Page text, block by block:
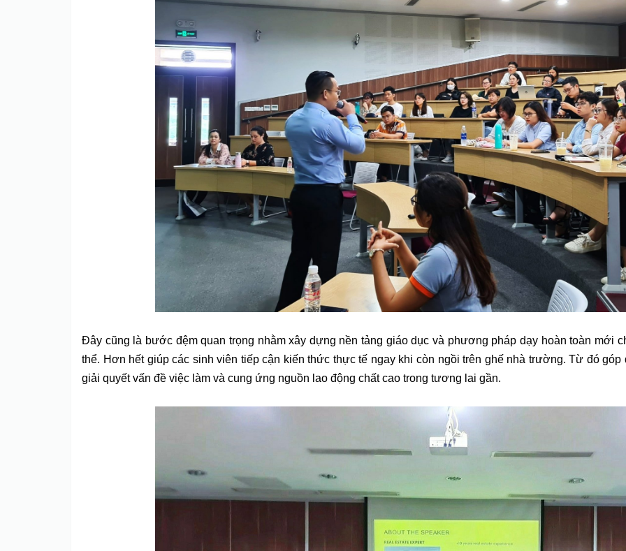
Đây cũng là bước đệm quan trọng nhằm xây dựng nền tảng giáo dục và phương pháp dạy hoàn toàn mới
thể. Hơn hết giúp các sinh viên tiếp cận kiến thức thực tế ngay khi còn ngồi trên ghế nhà trường. Từ đó
giải quyết vấn đề việc làm và cung ứng nguồn lao động chất cao trong tương lai gần.